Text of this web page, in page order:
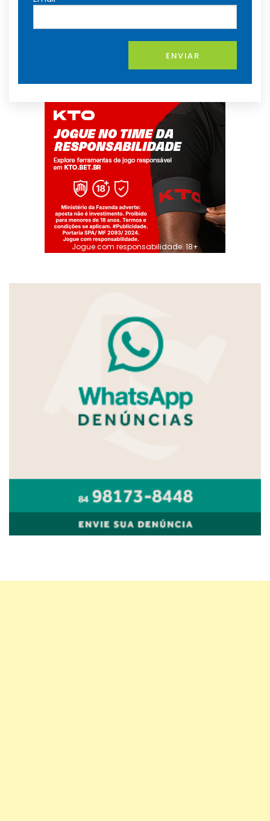
ENVIAR
Jogue com responsabilidade. 18+